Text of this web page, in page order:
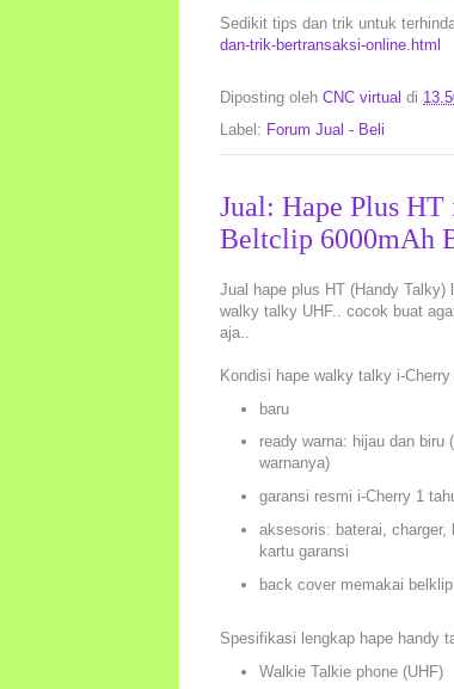
Sedikit tips dan trik untuk
dan-trik-bertransaksi-online.html
Diposting oleh CNC virtual di
Label: Forum Jual - Beli
Jual: Hape Plus
Beltclip 6000mAh
Jual hape plus HT (Handy Talky)
walky talky UHF.. cocok buat
aja..
Kondisi hape walky talky i-
baru
ready warna: hijau dan biru
warnanya)
garansi resmi i-Cherry 1
aksesoris: baterai, charger,
kartu garansi
back cover memakai
Spesifikasi lengkap hape handy
Walkie Talkie phone (UHF)